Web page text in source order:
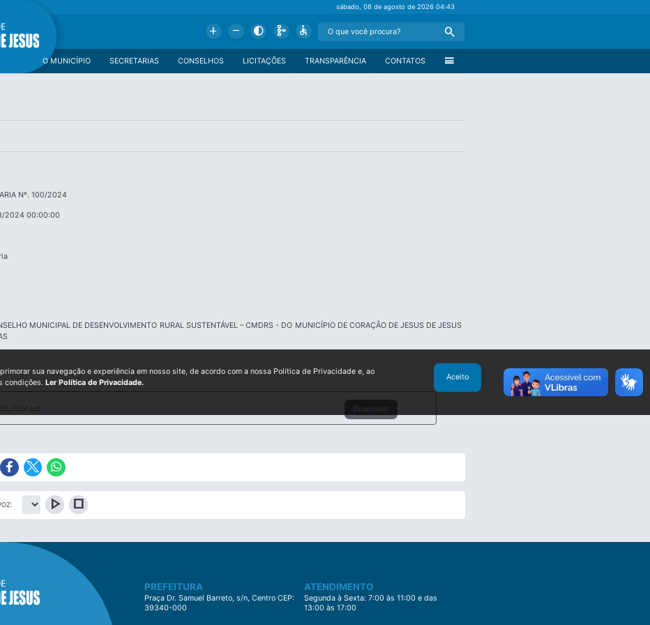
sábado, 08 de agosto de 202604:43
Add Remove Contrast Schema Accessible Search
menu
CONTATOS
TRANSPARÊNCIA
LICITAÇÕES
CONSELHOS
SECRETARIAS
O MUNICÍPIO
Nº. 100/2024
2024 00:00:00
MUNICIPAL DE DESENVOLVIMENTO RURAL SUSTENTÁVEL – CMDRS - DO MUNICÍPIO DE CORAÇÃO DE JESUS DE JESUS
Download
play_arrow stop
PREFEITURA
Praça Dr. Samuel Barreto, s/n, Centro CEP:
39340-000
ATENDIMENTO
Segunda à Sexta: 7:00 às 11:00 e das
13:00 às 17:00
sua navegação e experiência em nosso site, de acordo com a nossa Política de Privacidade e, ao
condições. Ler Política de Privacidade.
Aceito